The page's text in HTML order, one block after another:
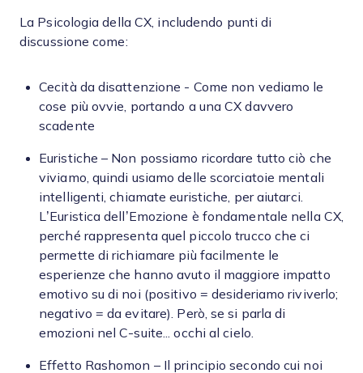
La Psicologia della CX, includendo punti di
discussione come:
Cecità da disattenzione - Come non vediamo le
cose più ovvie, portando a una CX davvero
scadente
Euristiche – Non possiamo ricordare tutto ciò che
viviamo, quindi usiamo delle scorciatoie mentali
intelligenti, chiamate euristiche, per aiutarci.
L’Euristica dell’Emozione è fondamentale nella CX,
perché rappresenta quel piccolo trucco che ci
permette di richiamare più facilmente le
esperienze che hanno avuto il maggiore impatto
emotivo su di noi (positivo = desideriamo riviverlo;
negativo = da evitare). Però, se si parla di
emozioni nel C-suite... occhi al cielo.
Effetto Rashomon – Il principio secondo cui noi